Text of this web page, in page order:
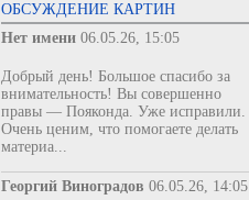
ОБСУЖДЕНИЕ КАРТИН
Нет имени 06.05.26, 15:05
Добрый день! Большое спасибо за
внимательность! Вы совершенно
правы — Пояконда. Уже исправили.
Очень ценим, что помогаете делать
материа...
Георгий Виноградов 06.05.26, 14:05